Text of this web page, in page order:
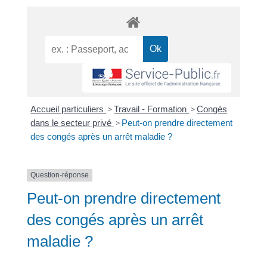
Accueil particuliers >Travail - Formation >Congés
dans le secteur privé > Peut-on prendre directement
des congés après un arrêt maladie ?
Question-réponse
Peut-on prendre directement
des congés après un arrêt
maladie ?